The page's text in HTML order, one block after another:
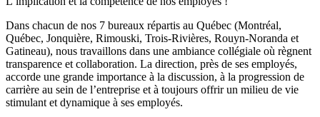
Dans chacun de nos 7 bureaux répartis au Québec (Montréal,
Québec, Jonquière, Rimouski, Trois-Rivières, Rouyn-Noranda et
Gatineau), nous travaillons dans une ambiance collégiale où règnent
transparence et collaboration. La direction, près de ses employés,
accorde une grande importance à la discussion, à la progression de
carrière au sein de l’entreprise et à toujours offrir un milieu de vie
stimulant et dynamique à ses employés.